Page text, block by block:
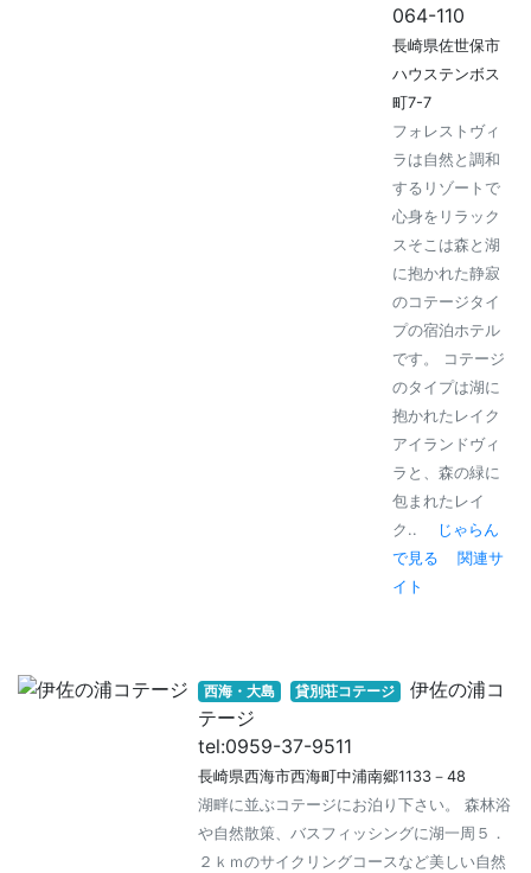
064-110
長崎県佐世保市
ハウステンボス
町7-7
フォレストヴィ
ラは自然と調和
するリゾートで
心身をリラック
スそこは森と湖
に抱かれた静寂
のコテージタイ
プの宿泊ホテル
です。 コテージ
のタイプは湖に
抱かれたレイク
アイランドヴィ
ラと、森の緑に
包まれたレイ
ク..
じゃらん
で見る
関連サ
イト
西海・大島 貸別荘コテージ
伊佐の浦コ
テージ
tel:0959-37-9511
長崎県西海市西海町中浦南郷1133－48
湖畔に並ぶコテージにお泊り下さい。 森林浴
や自然散策、バスフィッシングに湖一周５．
２ｋｍのサイクリングコースなど美しい自然